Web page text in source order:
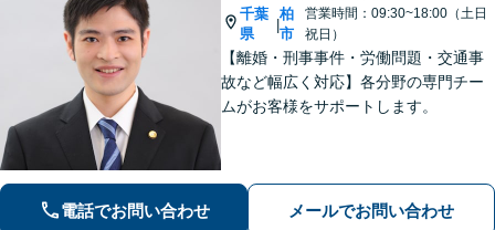
千葉
県
|
柏
市
営業時間：09:30~18:00（土日
祝日）
【離婚・刑事事件・労働問題・交通事
故など幅広く対応】各分野の専門チー
ムがお客様をサポートします。
電話でお問い合わせ メールでお問い合わせ